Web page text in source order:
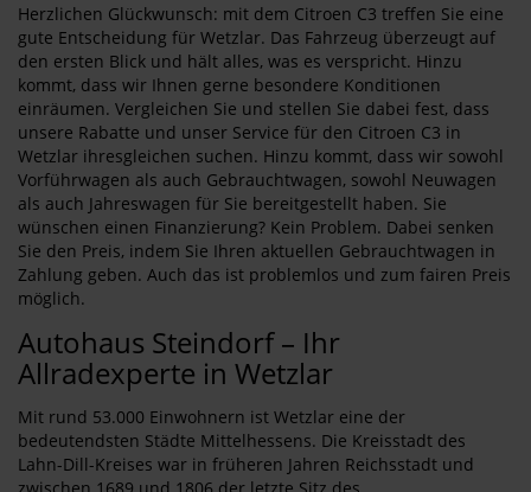
Herzlichen Glückwunsch: mit dem Citroen C3 treffen Sie eine
gute Entscheidung für Wetzlar. Das Fahrzeug überzeugt auf
den ersten Blick und hält alles, was es verspricht. Hinzu
kommt, dass wir Ihnen gerne besondere Konditionen
einräumen. Vergleichen Sie und stellen Sie dabei fest, dass
unsere Rabatte und unser Service für den Citroen C3 in
Wetzlar ihresgleichen suchen. Hinzu kommt, dass wir sowohl
Vorführwagen als auch Gebrauchtwagen, sowohl Neuwagen
als auch Jahreswagen für Sie bereitgestellt haben. Sie
wünschen einen Finanzierung? Kein Problem. Dabei senken
Sie den Preis, indem Sie Ihren aktuellen Gebrauchtwagen in
Zahlung geben. Auch das ist problemlos und zum fairen Preis
möglich.
Autohaus Steindorf – Ihr
Allradexperte in Wetzlar
Mit rund 53.000 Einwohnern ist Wetzlar eine der
bedeutendsten Städte Mittelhessens. Die Kreisstadt des
Lahn-Dill-Kreises war in früheren Jahren Reichsstadt und